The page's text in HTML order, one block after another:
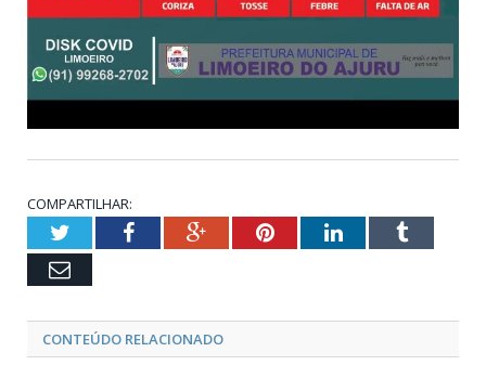
COMPARTILHAR:
TwitterFacebookGoogle+PinterestLinkedInTumblr
Email
CONTEÚDO RELACIONADO